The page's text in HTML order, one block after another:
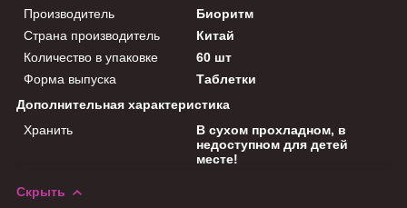
Производитель
Биоритм
Страна производитель
Китай
Количество в упаковке
60 шт
Форма выпуска
Таблетки
Дополнительная характеристика
Хранить
В сухом прохладном, в
недоступном для детей
месте!
Скрыть